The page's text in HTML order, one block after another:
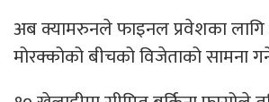
अब क्यामरुनले फाइनल प्रवेशका लागि
मोरक्कोको बीचको विजेताको सामना